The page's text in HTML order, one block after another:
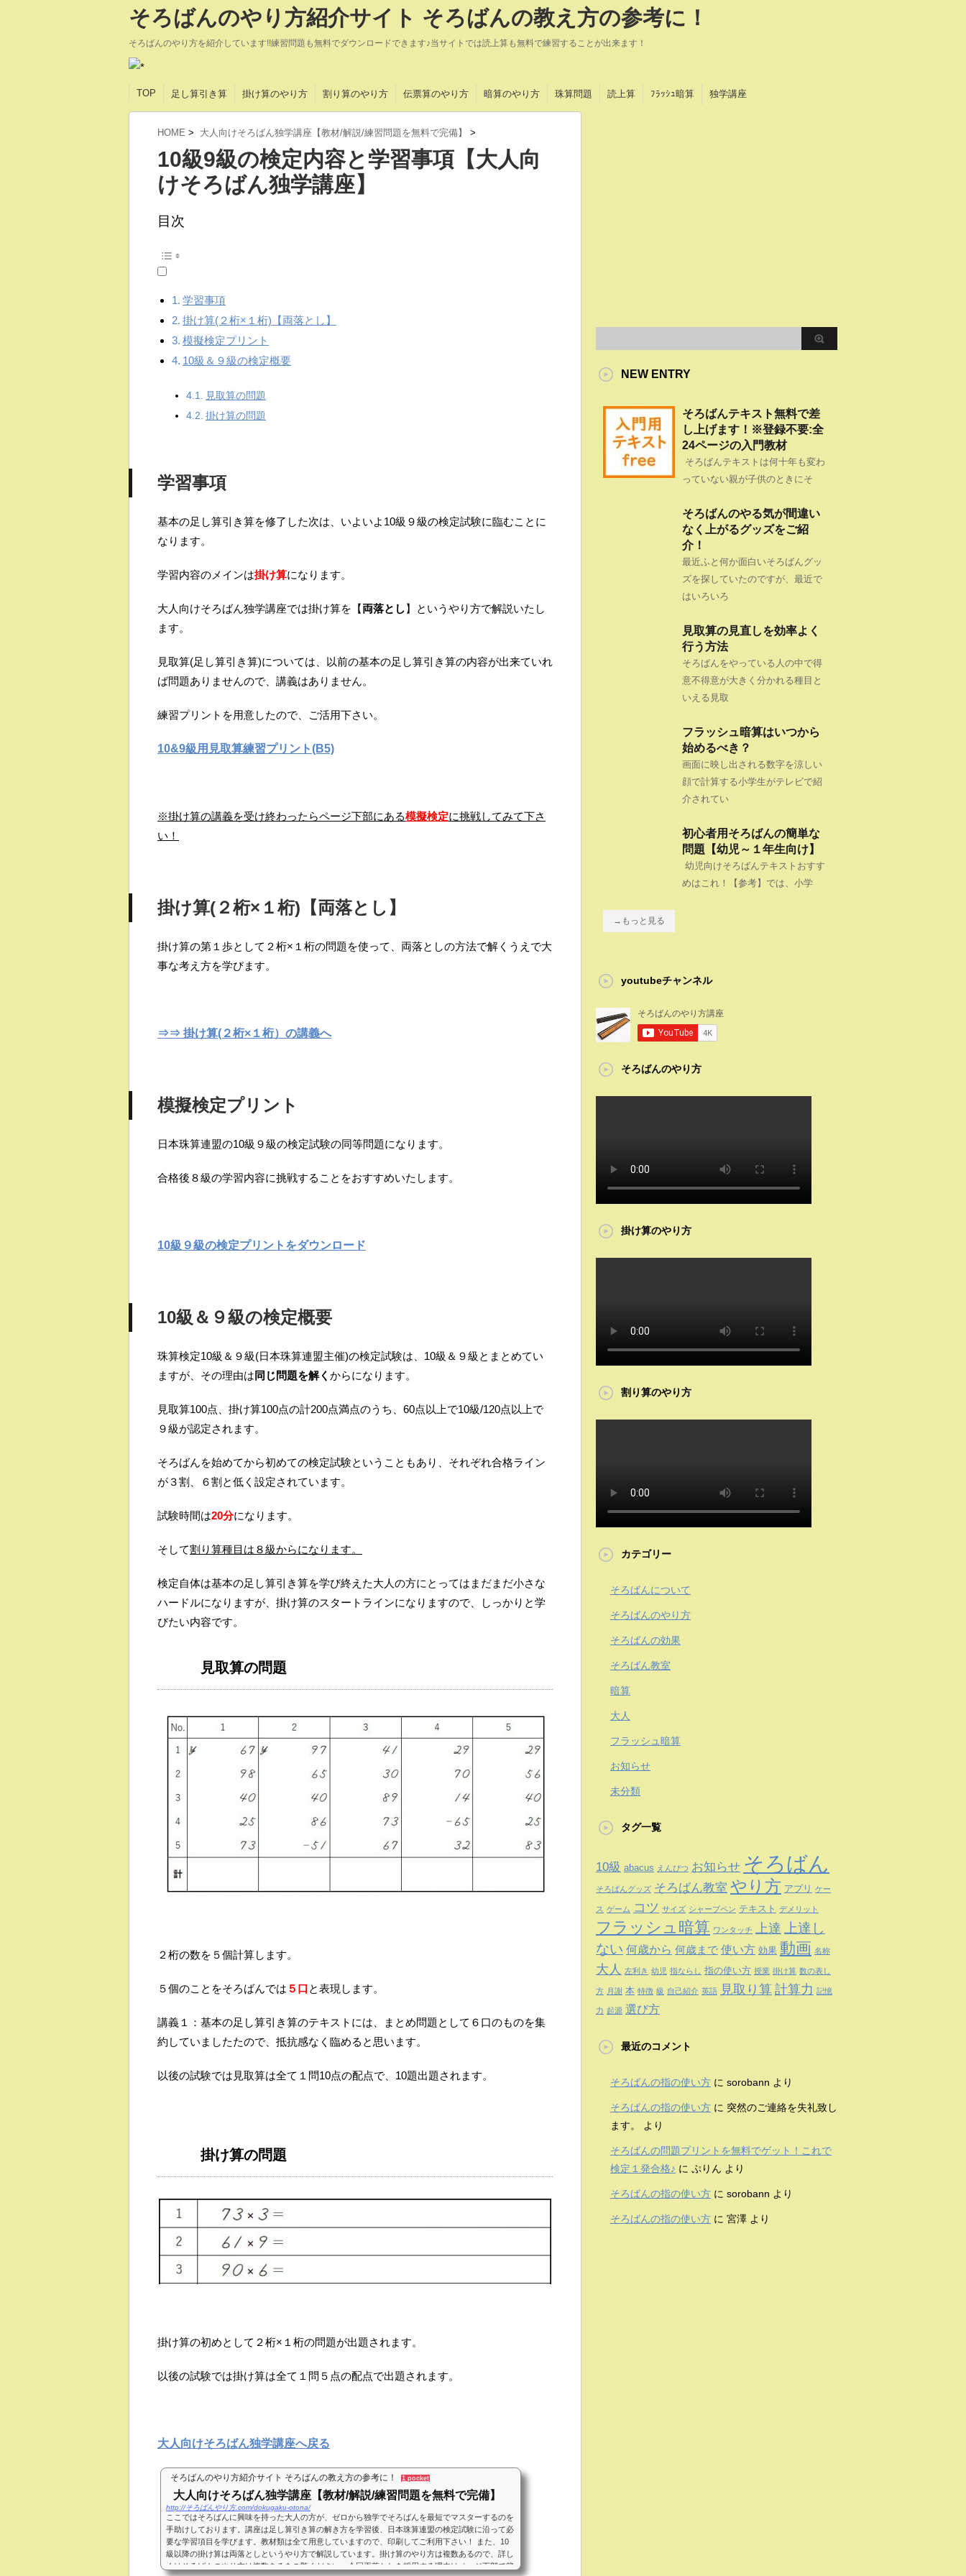
そろばんのやり方紹介サイト そろばんの教え方の参考に！
そろばんのやり方を紹介しています!!練習問題も無料でダウンロードできます♪当サイトでは読上算も無料で練習することが出来ます！
TOP 足し算引き算 掛け算のやり方 割り算のやり方 伝票算のやり方 暗算のやり方 珠算問題 読上算 ﾌﾗｯｼｭ暗算 独学講座
HOME > 大人向けそろばん独学講座【教材/解説/練習問題を無料で完備】 >
10級9級の検定内容と学習事項【大人向
けそろばん独学講座】
目次
学習事項
掛け算(２桁×１桁)【両落とし】
模擬検定プリント
10級＆９級の検定概要
見取算の問題
掛け算の問題
学習事項
基本の足し算引き算を修了した次は、いよいよ10級９級の検定試験に臨むことに
なります。
学習内容のメインは掛け算になります。
大人向けそろばん独学講座では掛け算を【両落とし】というやり方で解説いたし
ます。
見取算(足し算引き算)については、以前の基本の足し算引き算の内容が出来ていれ
ば問題ありませんので、講義はありません。
練習プリントを用意したので、ご活用下さい。
10&9級用見取算練習プリント(B5)
※掛け算の講義を受け終わったらページ下部にある模擬検定に挑戦してみて下さ
い！
掛け算(２桁×１桁)【両落とし】
掛け算の第１歩として２桁×１桁の問題を使って、両落としの方法で解くうえで大
事な考え方を学びます。
⇒⇒ 掛け算(２桁×１桁）の講義へ
模擬検定プリント
日本珠算連盟の10級９級の検定試験の同等問題になります。
合格後８級の学習内容に挑戦することをおすすめいたします。
10級９級の検定プリントをダウンロード
10級＆９級の検定概要
珠算検定10級＆９級(日本珠算連盟主催)の検定試験は、10級＆９級とまとめてい
ますが、その理由は 同じ問題を解く からになります。
見取算100点、掛け算100点の計200点満点のうち、60点以上で10級/120点以上で
９級が認定されます。
そろばんを始めてから初めての検定試験ということもあり、それぞれ合格ライン
が３割、６割と低く設定されています。
試験時間は20分になります。
そして割り算種目は８級からになります。
検定自体は基本の足し算引き算を学び終えた大人の方にとってはまだまだ小さな
ハードルになりますが、掛け算のスタートラインになりますので、しっかりと学
びたい内容です。
見取算の問題
２桁の数を５個計算します。
５個のことをそろばんでは ５口 と表現します。
講義１：基本の足し算引き算のテキストには、まとめ問題として６口のものを集
約していましたたので、抵抗感なく臨めると思います。
以後の試験では見取算は全て１問10点の配点で、10題出題されます。
掛け算の問題
掛け算の初めとして２桁×１桁の問題が出題されます。
以後の試験では掛け算は全て１問５点の配点で出題されます。
大人向けそろばん独学講座へ戻る
そろばんのやり方紹介サイト そろばんの教え方の参考に！ 1 pocket
大人向けそろばん独学講座【教材/解説/練習問題を無料で完備】
http://そろばんやり方.com/dokugaku-otona/
ここではそろばんに興味を持った大人の方が、ゼロから独学でそろばんを最短でマスターするのを
手助けしております。講座は足し算引き算の解き方を学習後、日本珠算連盟の検定試験に沿って必
要な学習項目を学びます。教材類は全て用意していますので、印刷してご利用下さい！ また、10
級以降の掛け算は両落としというやり方で解説しています。掛け算のやり方は複数あるので、詳し
くはそろばんのやり方は複数あるをご覧ください。今回両落としを採用する理由はページ下部で簡
NEW ENTRY
そろばんテキスト無料で差
し上げます！※登録不要:全
24ページの入門教材
そろばんテキストは何十年も変わ
っていない親が子供のときにそ
そろばんのやる気が間違い
なく上がるグッズをご紹
介！
最近ふと何か面白いそろばんグッ
ズを探していたのですが、最近で
はいろいろ
見取算の見直しを効率よく
行う方法
そろばんをやっている人の中で得
意不得意が大きく分かれる種目と
いえる見取
フラッシュ暗算はいつから
始めるべき？
画面に映し出される数字を涼しい
顔で計算する小学生がテレビで紹
介されてい
初心者用そろばんの簡単な
問題【幼児～１年生向け】
幼児向けそろばんテキストおすす
めはこれ！【参考】では、小学
→もっと見る
youtubeチャンネル
そろばんのやり方
掛け算のやり方
割り算のやり方
カテゴリー
そろばんについて
そろばんのやり方
そろばんの効果
そろばん教室
暗算
大人
フラッシュ暗算
お知らせ
未分類
タグ一覧
10級 abacus えんぴつ お知らせ そろばん
そろばんグッズ そろばん教室 やり方 アプリ ケー
ス ゲーム コツ サイズ シャープペン テキスト デメリット
フラッシュ暗算 ワンタッチ 上達
上達し
ない 何歳から 何歳まで 使い方 効果 動画 名称
大人 左利き 幼児 指ならし 指の使い方 授業 掛け算 数の表し
方 月謝 本 特徴 級 自己紹介 英語 見取り算計算力 記憶
力 起源 選び方
最近のコメント
そろばんの指の使い方 に sorobann より
そろばんの指の使い方 に 突然のご連絡を失礼致し
ます。
より
そろばんの問題プリントを無料でゲット！これで
検定１発合格♪ に ぷりん より
そろばんの指の使い方 に sorobann より
そろばんの指の使い方 に 宮澤 より